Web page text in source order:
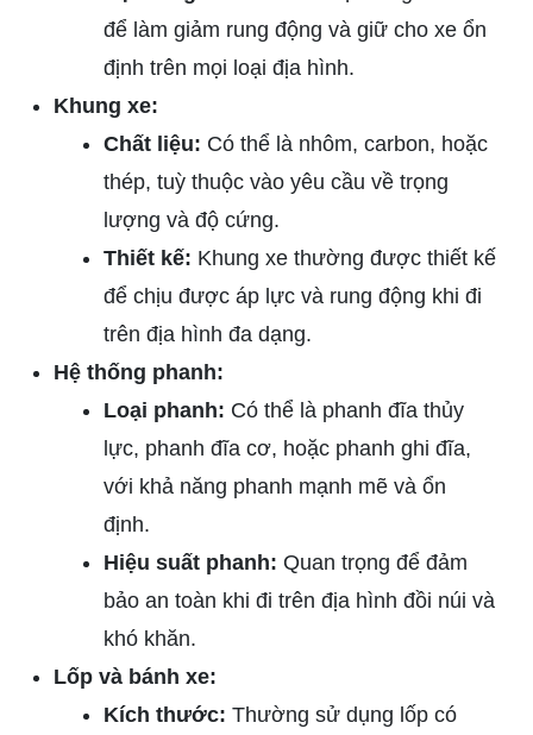
để làm giảm rung động và giữ cho xe ổn
định trên mọi loại địa hình.
Khung xe:
Chất liệu: Có thể là nhôm, carbon, hoặc
thép, tuỳ thuộc vào yêu cầu về trọng
lượng và độ cứng.
Thiết kế: Khung xe thường được thiết kế
để chịu được áp lực và rung động khi đi
trên địa hình đa dạng.
Hệ thống phanh:
Loại phanh: Có thể là phanh đĩa thủy
lực, phanh đĩa cơ, hoặc phanh ghi đĩa,
với khả năng phanh mạnh mẽ và ổn
định.
Hiệu suất phanh: Quan trọng để đảm
bảo an toàn khi đi trên địa hình đồi núi và
khó khăn.
Lốp và bánh xe:
Kích thước: Thường sử dụng lốp có